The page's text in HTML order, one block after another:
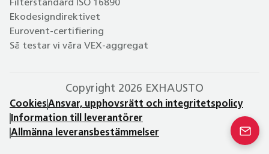
Filterstandard ISO 16890
Ekodesigndirektivet
Eurovent-certifiering
Så testar vi våra VEX-aggregat
Copyright 2026 EXHAUSTO
CookiesAnsvar, upphovsrätt och integritetspolicy
Information till leverantörer
Allmänna leveransbestämmelser